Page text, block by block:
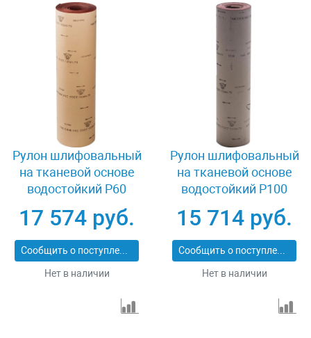
Рулон шлифовальный
на тканевой основе
водостойкий P60
800мм х 30м БАЗ
3550-025_z01
17 574 руб.
Сообщить о поступлении
Нет в наличии
Рулон шлифовальный
на тканевой основе
водостойкий P100
800мм х 30м БАЗ
3550-012_z01
15 714 руб.
Сообщить о поступлении
Нет в наличии